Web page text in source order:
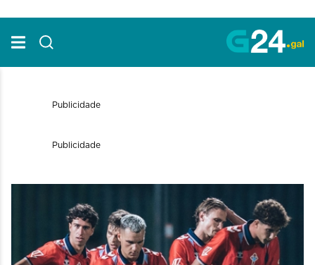
Publicidade
Publicidade